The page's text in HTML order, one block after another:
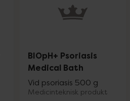
BIOpH+ Psoriasis
Medical Bath
Vid psoriasis 500 g
Medicinteknisk produkt